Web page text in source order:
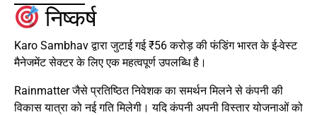
निष्कर्ष
Karo Sambhav द्वारा जुटाई गई ₹56 करोड़ की फंडिंग भारत के ई-वेस्ट
मैनेजमेंट सेक्टर के लिए एक महत्वपूर्ण उपलब्धि है।
Rainmatter जैसे प्रतिष्ठित निवेशक का समर्थन मिलने से कंपनी की
विकास यात्रा को नई गति मिलेगी। यदि कंपनी अपनी विस्तार योजनाओं को